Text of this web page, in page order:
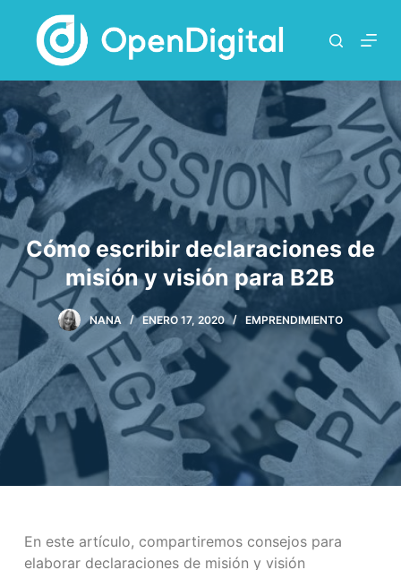
t
a
a
t
e
d
o
Cómo escribir declaraciones de
misión y visión para B2B
NANA ENERO 17, 2020 EMPRENDIMIENTO
En este artículo, compartiremos consejos para
elaborar declaraciones de misión y visión